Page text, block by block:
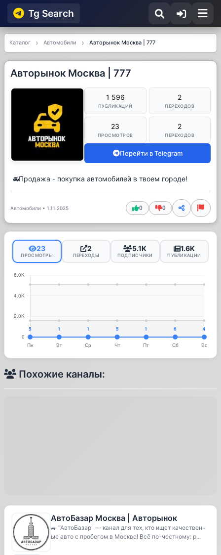
Tg Searсh
Каталог Автомобили Авторынок Москва | 777
Авторынок Москва | 777
1 596
ПУБЛИКАЦИЙ
2
ПЕРЕХОДОВ
23
ПРОСМОТРОВ
2
ПЕРЕХОДОВ
Перейти в Telegram
🚘Продажа - покупка автомобилей в твоем городе!
Автомобили • 1.11.2025 0 0
23
ПРОСМОТРЫ
2
ПЕРЕХОДЫ
5.1K
ПОДПИСЧИКИ
1.6K
ПУБЛИКАЦИИ
Похожие каналы:
АвтоБазар Москва | Авторынок
🚙 "АвтоБазар" — канал для тех, кто ищет качественн
ые авто с пробегом в Москве! Всё по-честному: р...